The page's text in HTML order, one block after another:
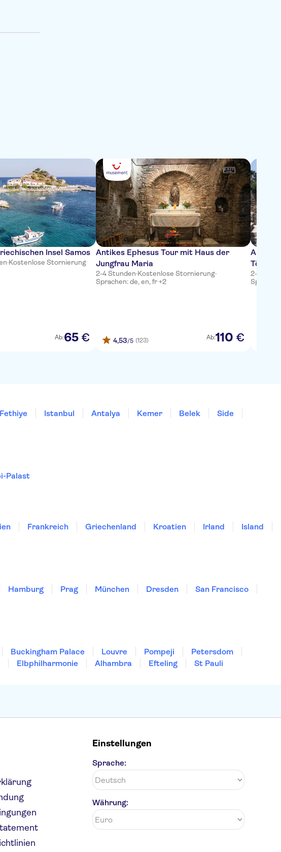
Insel Samos
·Kostenlose Stornierung
Ab:65 €
Antikes Ephesus Tour mit Haus der
Jungfrau Maria
2-4 Stunden·Kostenlose Stornierung·
Sprachen: de, en, fr +2
4,53/5 (123) Ab:110 €
Antikes
2-4
Fethiye Istanbul Antalya Kemer Belek
Side
Palast
Frankreich Griechenland Kroatien Irland
Island
Hamburg Prag München Dresden
San Francisco
Buckingham Palace Louvre Pompeji
Petersdom
Elbphilharmonie Alhambra Efteling
St Pauli
Einstellungen
Sprache:
Währung: